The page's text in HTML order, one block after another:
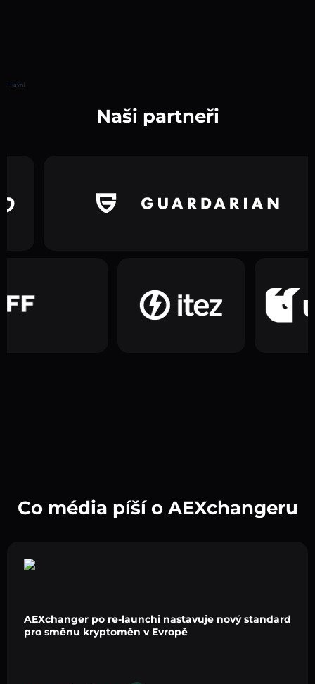
Hlavní
Naši partneři
Co média píší o AEXchangeru
AEXchanger po re-launchi nastavuje nový standard
pro směnu kryptoměn v Evropě